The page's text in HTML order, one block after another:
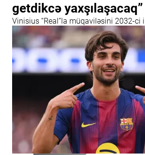
getdikcə yaxşılaşacaq”
Vinisius “Real”la müqaviləsini 2032-ci